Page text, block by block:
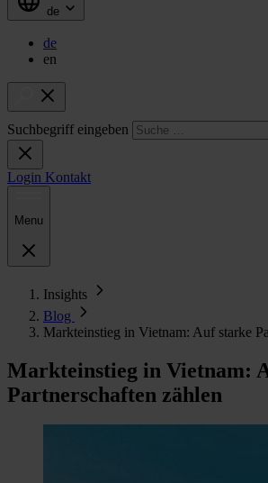
de
de
en
Suchbegriff eingeben
Login Kontakt
Menu
Insights
Blog
Markteinstieg in Vietnam: Auf starke
Markteinstieg in Vietnam:
Partnerschaften zählen